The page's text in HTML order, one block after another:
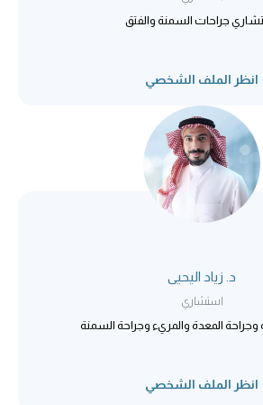
جراحات السمنة والفتق
انظر الملف الشخصي
د. زياد اليحيى
استشاري
وجراحة المعدة والمريء وجراحة السمنة
انظر الملف الشخصي